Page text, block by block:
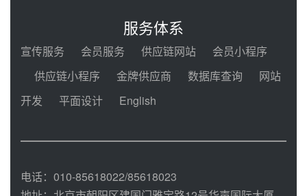
2026-2029年熔盐介质框架协议
中能建华中试研院中标重能新疆
100MW光热项目机组调试及性能
试验
08-05 10:41
规模化助力构建绿色低碳电力供给
服务体系
宣传服务 会员服务 供应链网站
会员小程序
供应链小程序
金牌供应商 数据库查询
网站
开发
平面设计 English
电话：010-85618022/85618023